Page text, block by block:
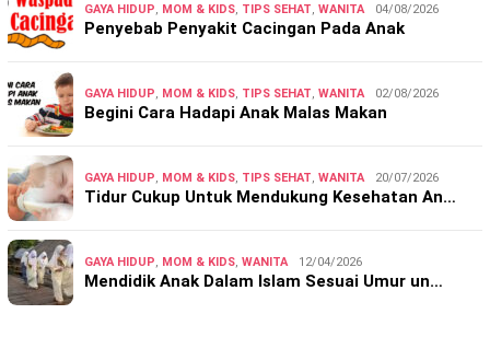
GAYA HIDUP, MOM & KIDS, TIPS SEHAT, WANITA 04/08/2026
Penyebab Penyakit Cacingan Pada Anak
GAYA HIDUP, MOM & KIDS, TIPS SEHAT, WANITA 02/08/2026
Begini Cara Hadapi Anak Malas Makan
GAYA HIDUP, MOM & KIDS, TIPS SEHAT, WANITA 20/07/2026
Tidur Cukup Untuk Mendukung Kesehatan An…
GAYA HIDUP, MOM & KIDS, WANITA 12/04/2026
Mendidik Anak Dalam Islam Sesuai Umur un…